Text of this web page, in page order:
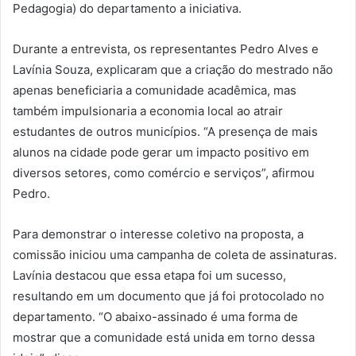
Pedagogia) do departamento a iniciativa.
Durante a entrevista, os representantes Pedro Alves e
Lavínia Souza, explicaram que a criação do mestrado não
apenas beneficiaria a comunidade acadêmica, mas
também impulsionaria a economia local ao atrair
estudantes de outros municípios. “A presença de mais
alunos na cidade pode gerar um impacto positivo em
diversos setores, como comércio e serviços”, afirmou
Pedro.
Para demonstrar o interesse coletivo na proposta, a
comissão iniciou uma campanha de coleta de assinaturas.
Lavínia destacou que essa etapa foi um sucesso,
resultando em um documento que já foi protocolado no
departamento. “O abaixo-assinado é uma forma de
mostrar que a comunidade está unida em torno dessa